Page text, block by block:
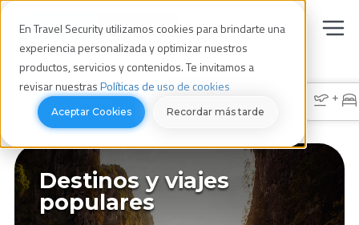
En Travel Security utilizamos cookies para brindarte una
experiencia personalizada y optimizar nuestros
productos, servicios y contenidos. Te invitamos a
revisar nuestrasPolíticas de uso de cookies
Aceptar Cookies Recordar más tarde
Vuelos Hoteles +
Destinos y viajes
populares